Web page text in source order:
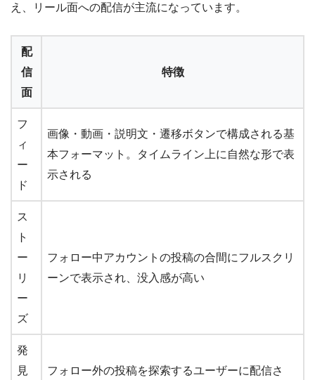
え、リール面への配信が主流になっています。
配
信
面
特徴
フ
ィ
ー
ド
画像・動画・説明文・遷移ボタンで構成される基
本フォーマット。タイムライン上に自然な形で表
示される
ス
ト
ー
リ
ー
ズ
フォロー中アカウントの投稿の合間にフルスクリ
ーンで表示され、没入感が高い
発
見
フォロー外の投稿を探索するユーザーに配信さ